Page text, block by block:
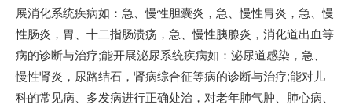
展消化系统疾病如：急、慢性胆囊炎，急、慢性胃炎，急、慢
性肠炎，胃、十二指肠溃疡，急、慢性胰腺炎，消化道出血等
病的诊断与治疗;能开展泌尿系统疾病如：泌尿道感染，急、
慢性肾炎，尿路结石，肾病综合征等病的诊断与治疗;能对儿
科的常见病、多发病进行正确处治，对老年肺气肿、肺心病、